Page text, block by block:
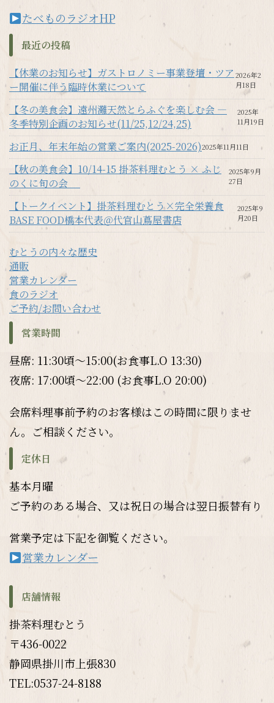
たべものラジオHP
最近の投稿
【休業のお知らせ】ガストロノミー事業登壇・ツア
ー開催に伴う臨時休業について
2026年2
月18日
【冬の美食会】遠州灘天然とらふぐを楽しむ会 —
冬季特別企画のお知らせ(11/25,12/24,25)
2025年
11月19日
お正月、年末年始の営業ご案内(2025-2026)2025年11月11日
【秋の美食会】10/14-15 掛茶料理むとう × ふじ
のくに旬の会
2025年9月
27日
【トークイベント】掛茶料理むとう×完全栄養食
BASE FOOD橋本代表＠代官山蔦屋書店
2025年9
月20日
むとうの内々な歴史
通販
営業カレンダー
食のラジオ
ご予約/お問い合わせ
営業時間
昼席: 11:30頃～15:00(お食事L.O 13:30)
夜席: 17:00頃～22:00 (お食事L.O 20:00)
会席料理事前予約のお客様はこの時間に限りませ
ん。ご相談ください。
定休日
基本月曜
ご予約のある場合、又は祝日の場合は翌日振替有り
営業予定は下記を御覧ください。
営業カレンダー
店舗情報
掛茶料理むとう
〒436-0022
静岡県掛川市上張830
TEL:0537-24-8188